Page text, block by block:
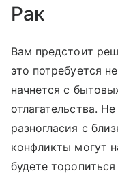
Рак
Вам предстоит
это потребуется
начнется с
отлагательства.
разногласия с
конфликты могут
будете